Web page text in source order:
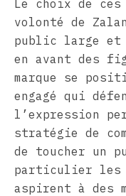
Le choix de
volonté de
public large et
en avant des
marque se
engagé qui
l’expression
stratégie de
de toucher un
particulier les
aspirent à des